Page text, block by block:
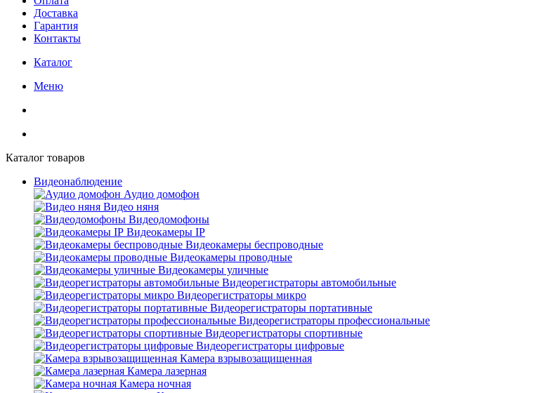
Доставка
Гарантия
Контакты
Каталог
Меню
Каталог товаров
Видеонаблюдение
Аудио домофон
Видео няня
Видеодомофоны
Видеокамеры IP
Видеокамеры беспроводные
Видеокамеры проводные
Видеокамеры уличные
Видеорегистраторы автомобильные
Видеорегистраторы микро
Видеорегистраторы портативные
Видеорегистраторы профессиональные
Видеорегистраторы спортивные
Видеорегистраторы цифровые
Камера взрывозащищенная
Камера лазерная
Камера ночная